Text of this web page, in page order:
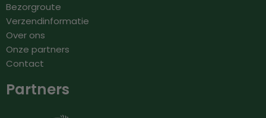
Bezorgroute
Verzendinformatie
Over ons
Onze partners
Contact
Partners